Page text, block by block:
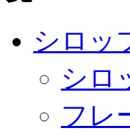
シロッ
シロ
フレ